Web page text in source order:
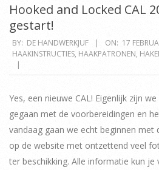
Hooked and Locked CAL
gestart!
2021-
02-
17
BY: DE HANDWERKJUF ON: 17
HAAKINSTRUCTIES, HAAKPATRONEN,
Yes, een nieuwe CAL! Eigenlijk zijn
gegaan met de voorbereidingen en
vandaag gaan we echt beginnen met
op de website met ontzettend veel
ter beschikking. Alle informatie kun je